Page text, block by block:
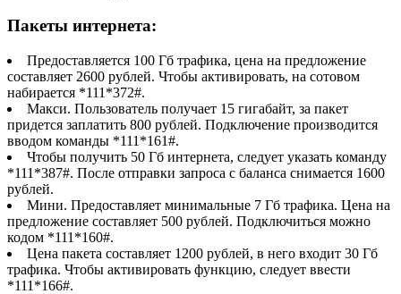
Пакеты интернета:
Предоставляется 100 Гб трафика, цена на предложение
составляет 2600 рублей. Чтобы активировать, на сотовом
набирается *111*372#.
Макси. Пользователь получает 15 гигабайт, за пакет
придется заплатить 800 рублей. Подключение производится
вводом команды *111*161#.
Чтобы получить 50 Гб интернета, следует указать команду
*111*387#. После отправки запроса с баланса снимается 1600
рублей.
Мини. Предоставляет минимальные 7 Гб трафика. Цена на
предложение составляет 500 рублей. Подключиться можно
кодом *111*160#.
Цена пакета составляет 1200 рублей, в него входит 30 Гб
трафика. Чтобы активировать функцию, следует ввести
*111*166#.